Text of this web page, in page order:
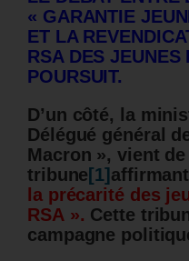
« GARANTIE
ET LA
RSA DES JEUNES
POURSUIT.
D’un côté, la
Délégué général
Macron », vient
tribune [1]
la précarité des
RSA ». Cette
campagne